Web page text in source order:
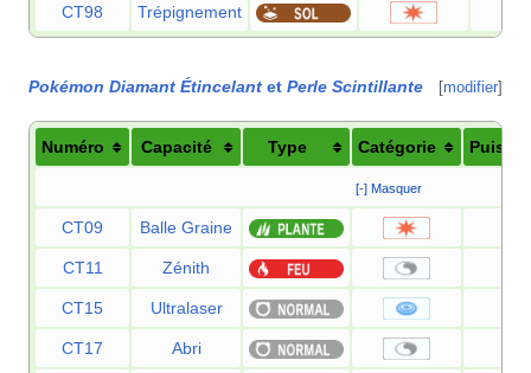
CT98 Trépignement
Pokémon Diamant Étincelant et Perle Scintillante [modifier]
Numéro Capacité Type Catégorie
[-] Masquer
CT09 Balle Graine
CT11 Zénith
CT15 Ultralaser
CT17 Abri